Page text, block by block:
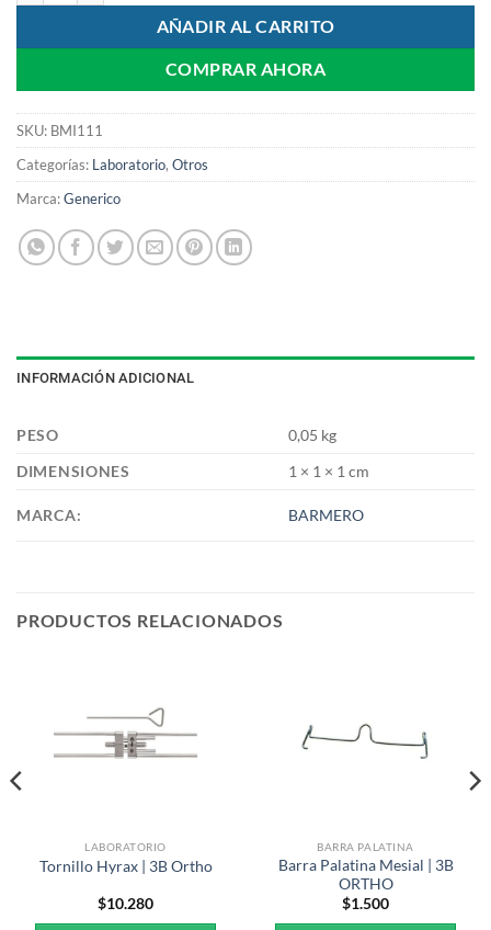
AÑADIR AL CARRITO
COMPRAR AHORA
SKU: BMI111
Categorías: Laboratorio, Otros
Marca:Generico
INFORMACIÓN ADICIONAL
PESO
0,05 kg
DIMENSIONES
1 × 1 × 1 cm
MARCA: BARMERO
PRODUCTOS RELACIONADOS
LABORATORIO
Tornillo Hyrax | 3B Ortho
$10.280
BARRA PALATINA
Barra Palatina Mesial | 3B
ORTHO
$1.500